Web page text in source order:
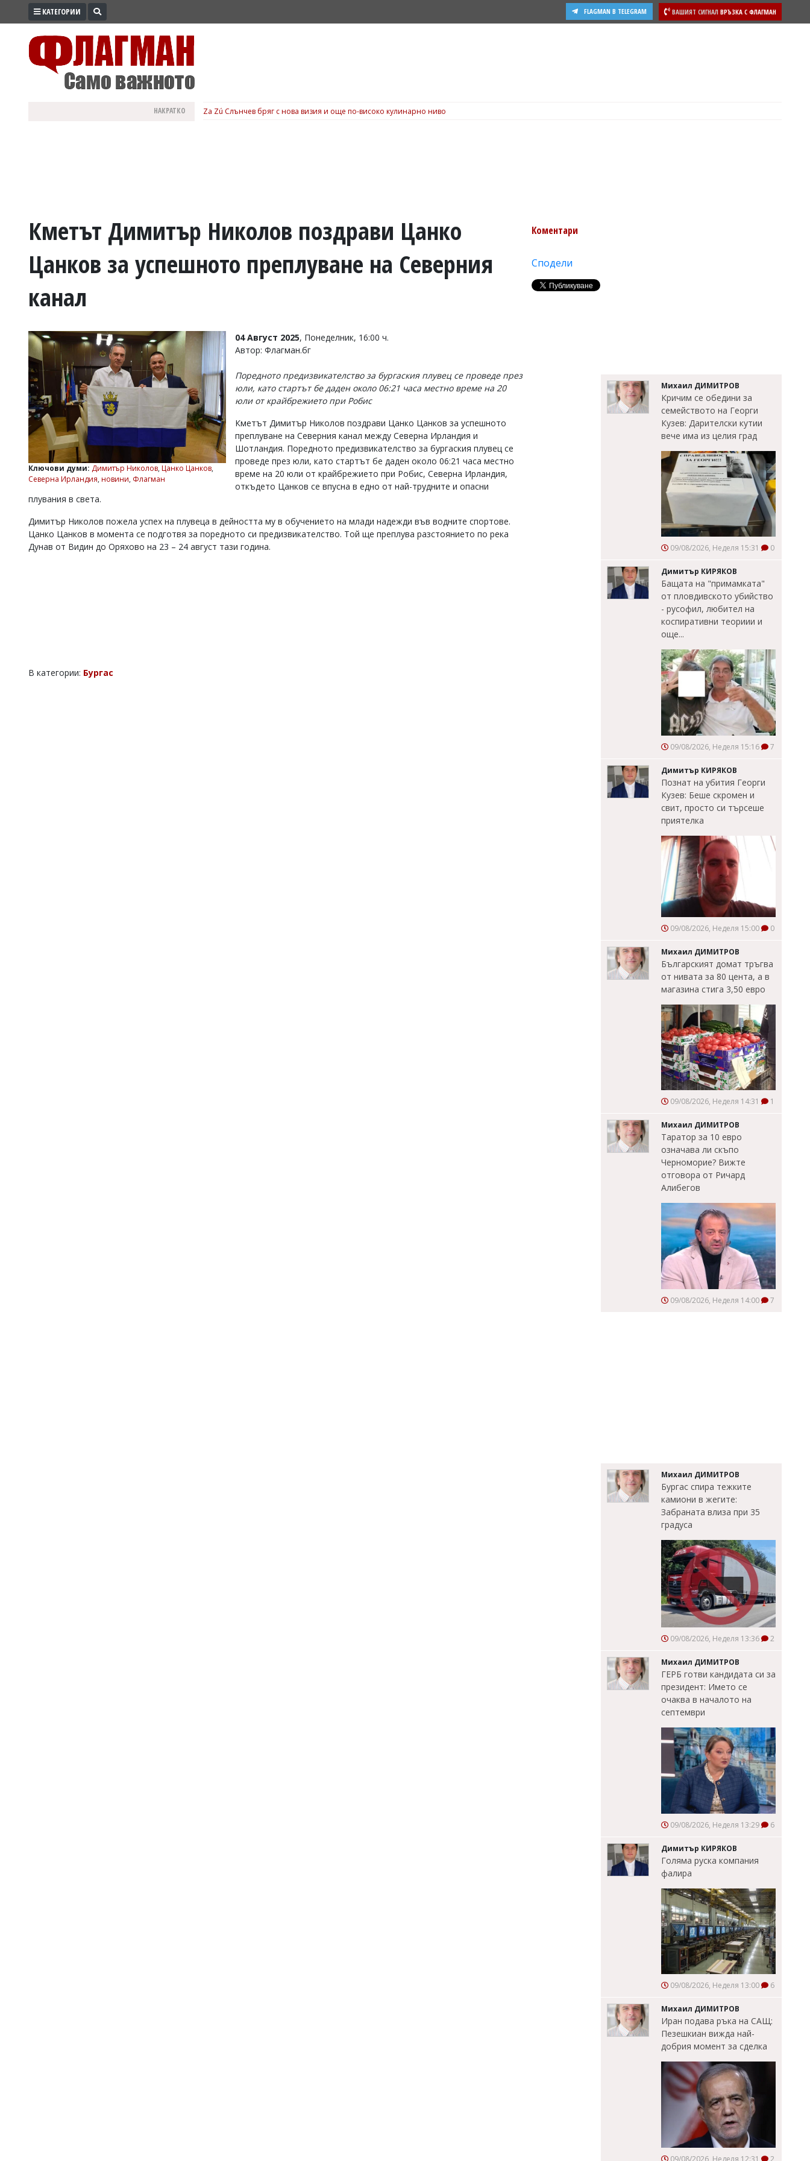
ПРОМО
ВОЙНАТА
УКРАЙНА
РАЗСЛЕДВАНЕ
БИЗНЕС
Управители:
Веселин
Василев,
v.vasilev@flagman.bg
k.kassabova@flagman.bg
Главен
office@flagman.bg
Коментарите
отговорност
КАТЕГОРИИ ВАШИЯТ СИГНАЛ ВРЪЗКА С ФЛАГМАН
FLAGMAN В TELEGRAM
НАКРАТКО Za Zú Слънчев бряг с нова визия и още по-високо кулинарно ниво
Кметът Димитър Николов поздрави Цанко
Цанков за успешното преплуване на Северния
канал
Ключови думи: Димитър Николов, Цанко Цанков,
Северна Ирландия, новини, Флагман
04 Август 2025, Понеделник, 16:00 ч.
Автор: Флагман.бг
Поредното предизвикателство за бургаския плувец се проведе през
юли, като стартът бе даден около 06:21 часа местно време на 20
юли от крайбрежието при Робис
Кметът Димитър Николов поздрави Цанко Цанков за успешното
преплуване на Северния канал между Северна Ирландия и
Шотландия. Поредното предизвикателство за бургаския плувец се
проведе през юли, като стартът бе даден около 06:21 часа местно
време на 20 юли от крайбрежието при Робис, Северна Ирландия,
откъдето Цанков се впусна в едно от най-трудните и опасни
плувания в света.
Димитър Николов пожела успех на плувеца в дейността му в обучението на млади надежди във водните спортове.
Цанко Цанков в момента се подготвя за поредното си предизвикателство. Той ще преплува разстоянието по река
Дунав от Видин до Оряхово на 23 – 24 август тази година.
В категории: Бургас
Коментари
Сподели
Михаил ДИМИТРОВ
Кричим се обедини за
семейството на Георги
Кузев: Дарителски кутии
вече има из целия град
09/08/2026, Неделя 15:31 0
Димитър КИРЯКОВ
Бащата на "примамката"
от пловдивското убийство
- русофил, любител на
коспиративни теориии и
още...
09/08/2026, Неделя 15:16 7
Димитър КИРЯКОВ
Познат на убития Георги
Кузев: Беше скромен и
свит, просто си търсеше
приятелка
09/08/2026, Неделя 15:00 0
Михаил ДИМИТРОВ
Българският домат тръгва
от нивата за 80 цента, а в
магазина стига 3,50 евро
09/08/2026, Неделя 14:31 1
Михаил ДИМИТРОВ
Таратор за 10 евро
означава ли скъпо
Черноморие? Вижте
отговора от Ричард
Алибегов
09/08/2026, Неделя 14:00 7
Михаил ДИМИТРОВ
Бургас спира тежките
камиони в жегите:
Забраната влиза при 35
градуса
09/08/2026, Неделя 13:36 2
Михаил ДИМИТРОВ
ГЕРБ готви кандидата си за
президент: Името се
очаква в началото на
септември
09/08/2026, Неделя 13:29 6
Димитър КИРЯКОВ
Голяма руска компания
фалира
09/08/2026, Неделя 13:00 6
Михаил ДИМИТРОВ
Иран подава ръка на САЩ:
Пезешкиан вижда най-
добрия момент за сделка
09/08/2026, Неделя 12:31 2